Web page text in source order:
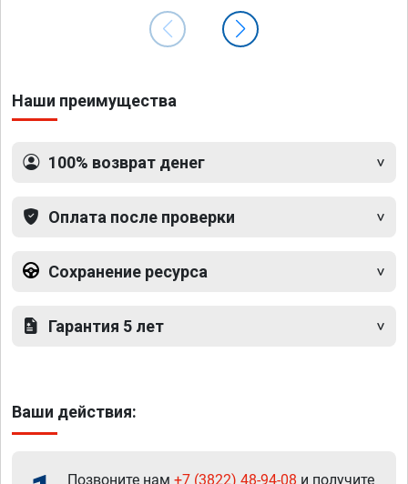
Наши преимущества
100% возврат денег
Оплата после проверки
Сохранение ресурса
Гарантия 5 лет
Ваши действия:
Позвоните нам +7 (3822) 48-94-08 и получите